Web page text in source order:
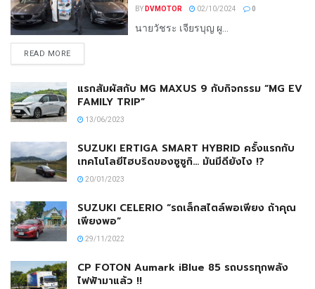
BY DVMOTOR 02/10/2024 0
นายวัชระ เจียรบุญ ผู...
READ MORE
แรกสัมผัสกับ MG MAXUS 9 กับกิจกรรม “MG EV
FAMILY TRIP”
13/06/2023
SUZUKI ERTIGA SMART HYBRID ครั้งแรกกับ
เทคโนโลยีไฮบริดของซูซูกิ… มันมีดียังไง !?
20/01/2023
SUZUKI CELERIO “รถเล็กสไตล์พอเพียง ถ้าคุณ
เพียงพอ”
29/11/2022
CP FOTON Aumark iBlue 85 รถบรรทุกพลัง
ไฟฟ้ามาแล้ว !!